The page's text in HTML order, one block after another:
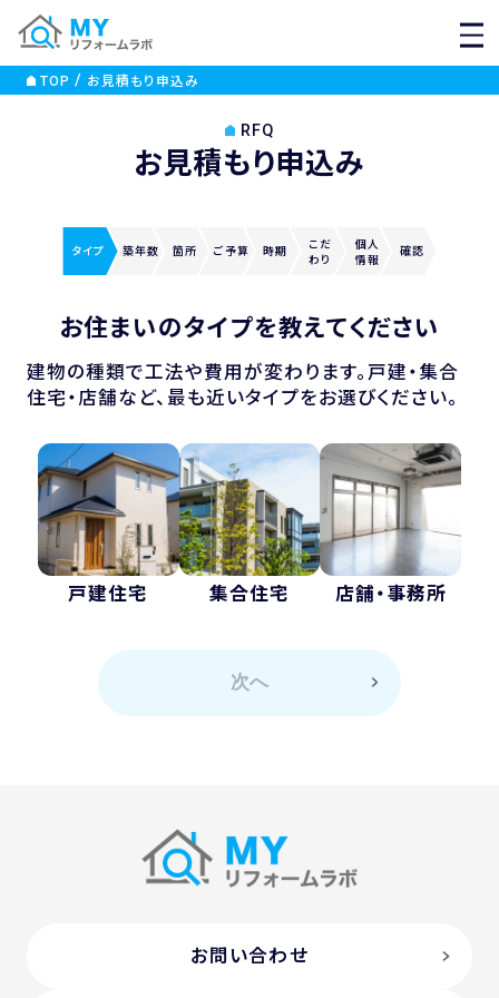
TOP お見積もり申込み
RFQ
お見積もり申込み
タイプ 築年数 箇所 ご 予算 時期
こだ
わり
個人
情報
確認
お住まいのタイプを教えてください
建物の種類で工法や費用が変わります。戸建・集合
住宅・店舗など、最も近いタイプをお選びください。
戸建住宅 集合住宅 店舗・事務所
次へ
お問い合わせ